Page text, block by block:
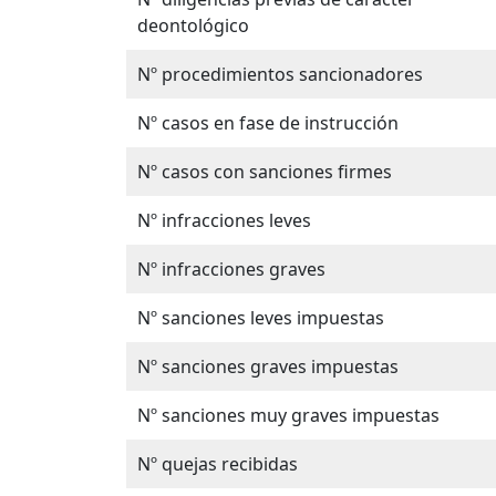
deontológico
Nº procedimientos sancionadores
Nº casos en fase de instrucción
Nº casos con sanciones firmes
Nº infracciones leves
Nº infracciones graves
Nº sanciones leves impuestas
Nº sanciones graves impuestas
Nº sanciones muy graves impuestas
Nº quejas recibidas